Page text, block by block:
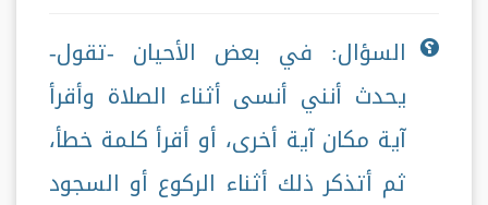
السؤال: في بعض الأحيان -تقول-
يحدث أنني أنسى أثناء الصلاة وأقرأ
آية مكان آية أخرى، أو أقرأ كلمة خطأ،
ثم أتذكر ذلك أثناء الركوع أو السجود